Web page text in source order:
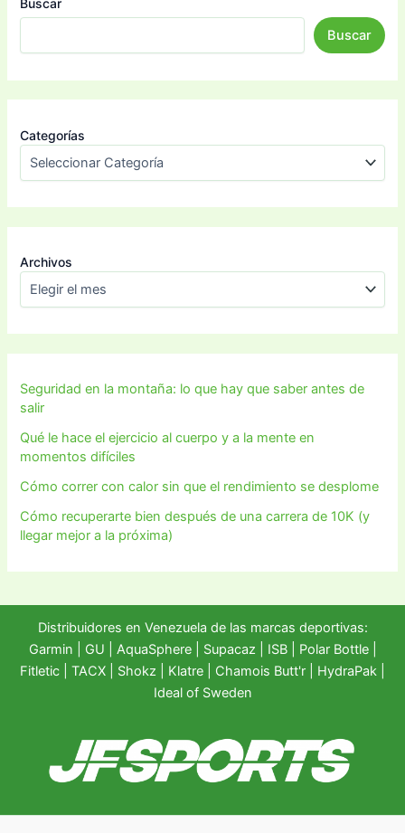
Buscar
Buscar
Categorías
Archivos
Seguridad en la montaña: lo que hay que saber antes de
salir
Qué le hace el ejercicio al cuerpo y a la mente en
momentos difíciles
Cómo correr con calor sin que el rendimiento se desplome
Cómo recuperarte bien después de una carrera de 10K (y
llegar mejor a la próxima)
Distribuidores en Venezuela de las marcas deportivas:
Garmin
GU AquaSphere| Supacaz | ISB | Polar Bottle|
Fitletic
TACX Shokz Klatre Chamois Butt'r HydraPak
Ideal of Sweden